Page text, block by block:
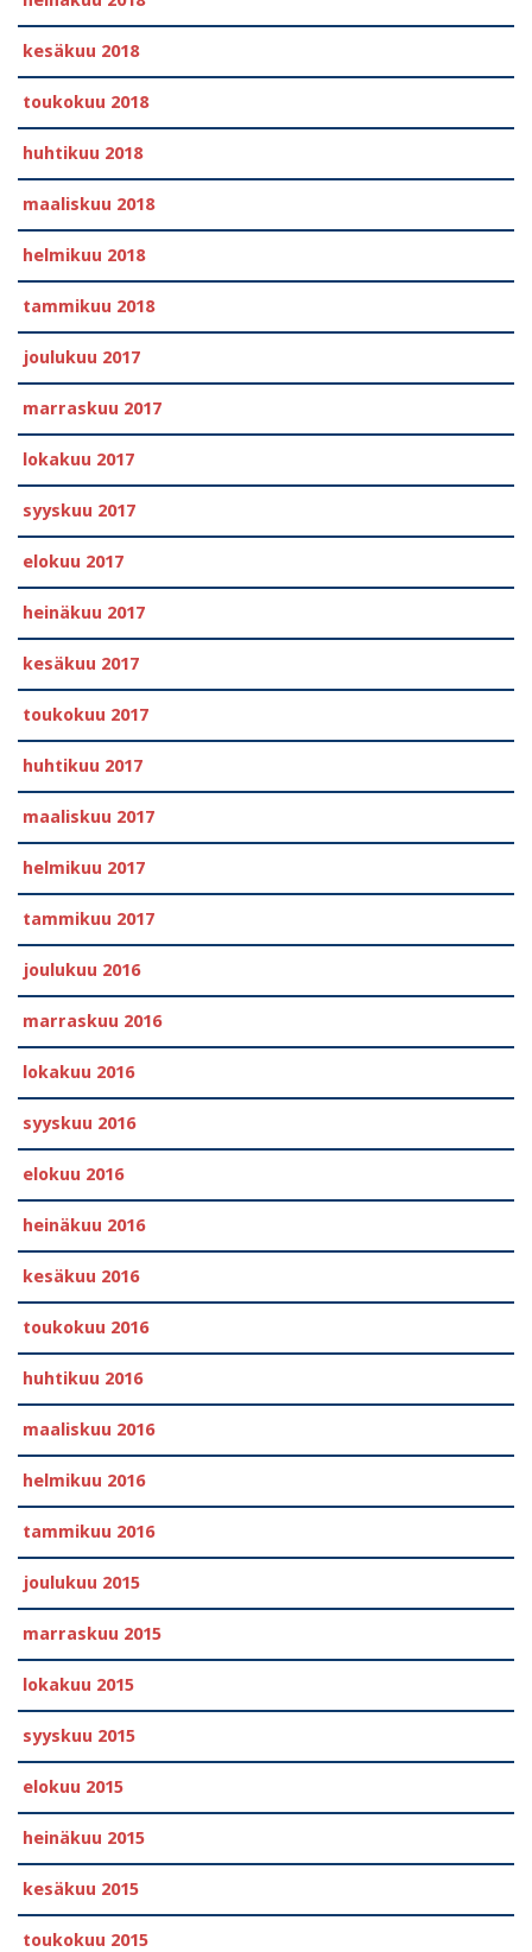
kesäkuu 2018
toukokuu 2018
huhtikuu 2018
maaliskuu 2018
helmikuu 2018
tammikuu 2018
joulukuu 2017
marraskuu 2017
lokakuu 2017
syyskuu 2017
elokuu 2017
heinäkuu 2017
kesäkuu 2017
toukokuu 2017
huhtikuu 2017
maaliskuu 2017
helmikuu 2017
tammikuu 2017
joulukuu 2016
marraskuu 2016
lokakuu 2016
syyskuu 2016
elokuu 2016
heinäkuu 2016
kesäkuu 2016
toukokuu 2016
huhtikuu 2016
maaliskuu 2016
helmikuu 2016
tammikuu 2016
joulukuu 2015
marraskuu 2015
lokakuu 2015
syyskuu 2015
elokuu 2015
heinäkuu 2015
kesäkuu 2015
toukokuu 2015